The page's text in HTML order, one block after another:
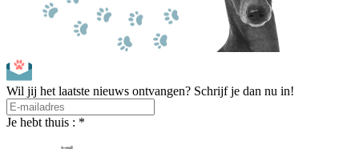
Wil jij het laatste nieuws ontvangen? Schrijf je dan nu in!
Je hebt thuis : *